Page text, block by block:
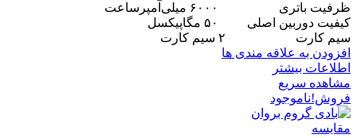
ظرفیت باتری
۶۰۰۰ میلی‌آمپرساعت
کیفیت دوربین اصلی
۵۰ مگاپیکسل
سیم کارت ۲ سیم کارت
افزودن به علاقه مندی ها
اطلاعات بیشتر
مشاهده سریع
فروش!ناموجود
مقایسه